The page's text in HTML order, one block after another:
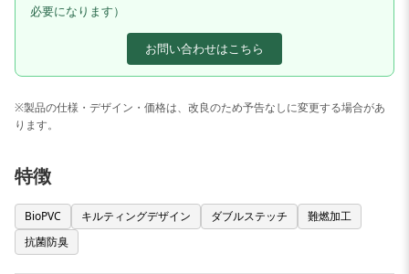
必要になります）
お問い合わせはこちら
※製品の仕様・デザイン・価格は、改良のため予告なしに変更する場合があ
ります。
特徴
BioPVC キルティングデザイン ダブルステッチ
難燃加工
抗菌防臭